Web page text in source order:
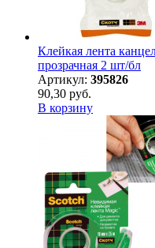
Клейкая лента
прозрачная 2 шт/бл
Артикул: 395826
90,30 руб.
В корзину